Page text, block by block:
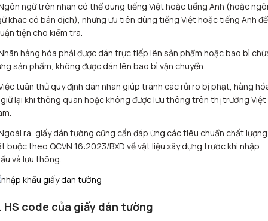
ngữ trên nhãn có thể dùng tiếng Việt hoặc tiếng Anh (hoặc
khác có bản dịch), nhưng ưu tiên dùng tiếng Việt hoặc tiếng Anh để
tiện cho kiểm tra.
hàng hóa phải được dán trực tiếp lên sản phẩm hoặc bao bì
sản phẩm, không được dán lên bao bì vận chuyển.
tuân thủ quy định dán nhãn giúp tránh các rủi ro bị phạt, hàng
lại khi thông quan hoặc không được lưu thông trên thị trường Việt
ra, giấy dán tường cũng cần đáp ứng các tiêu chuẩn chất lượng
buộc theo QCVN 16:2023/BXD về vật liệu xây dựng trước khi nhập
và lưu thông.
HS code của giấy dán tường